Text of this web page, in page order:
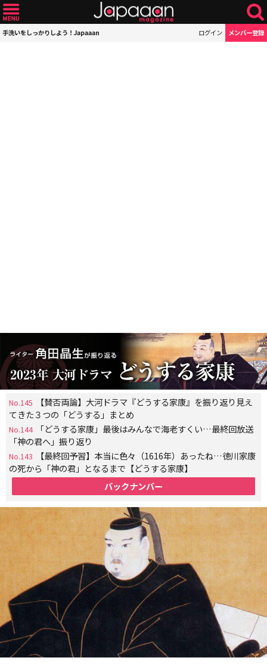
手洗いをしっかりしよう！Japaaan ログイン メンバー登録
No.145
【賛否両論】大河ドラマ『どうする家康』を振り返り見え
てきた３つの「どうする」まとめ
No.144
「どうする家康」最後はみんなで海老すくい…最終回放送
「神の君へ」振り返り
No.143
【最終回予習】本当に色々（1616年）あったね…徳川家康
の死から「神の君」となるまで【どうする家康】
バックナンバー